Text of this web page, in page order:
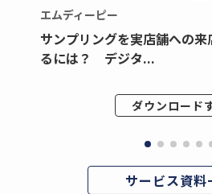
エムディーピー
サンプリングを実店舗への
るには？ デジタ...
ダウンロード
サービス資料